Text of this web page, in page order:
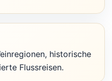
historische
Flussreisen.